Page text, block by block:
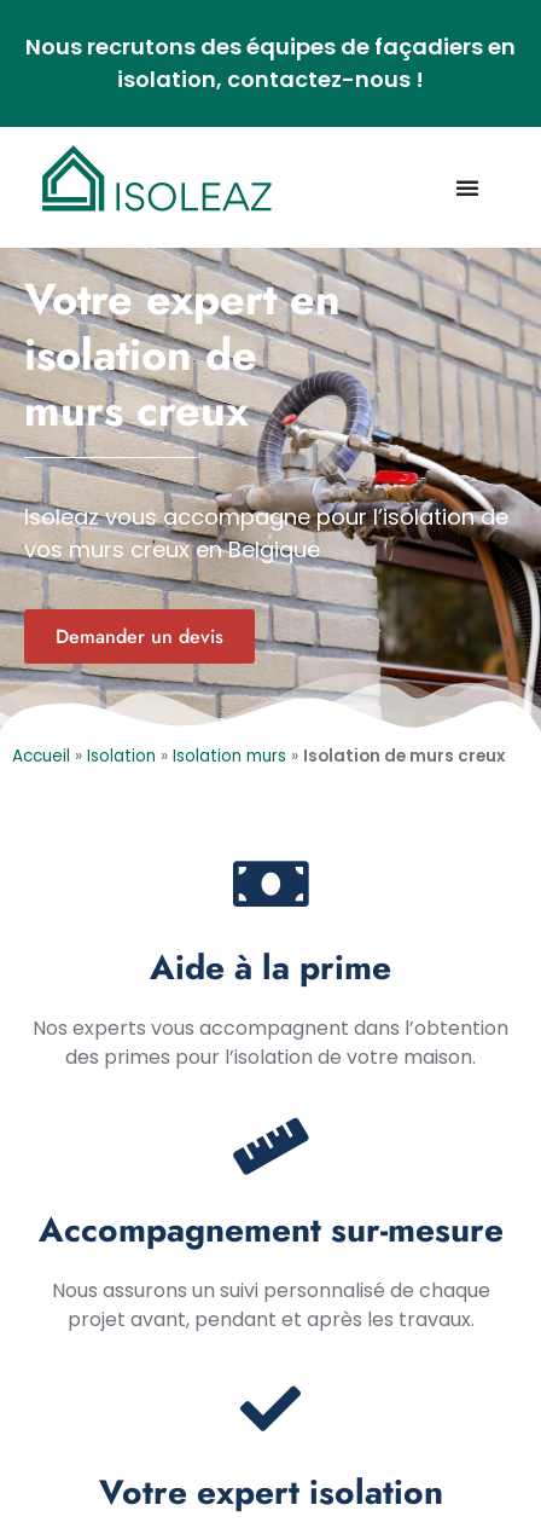
Nous recrutons des équipes de façadiers en
isolation, contactez-nous !
Votre expert en
isolation de
murs creux
Isoleaz vous accompagne pour l’isolation de
vos murs creux en Belgique
Demander un devis
Accueil » Isolation » Isolation murs » Isolation de murs creux
Aide à la prime
Nos experts vous accompagnent dans l’obtention
des primes pour l’isolation de votre maison.
Accompagnement sur-mesure
Nous assurons un suivi personnalisé de chaque
projet avant, pendant et après les travaux.
Votre expert isolation